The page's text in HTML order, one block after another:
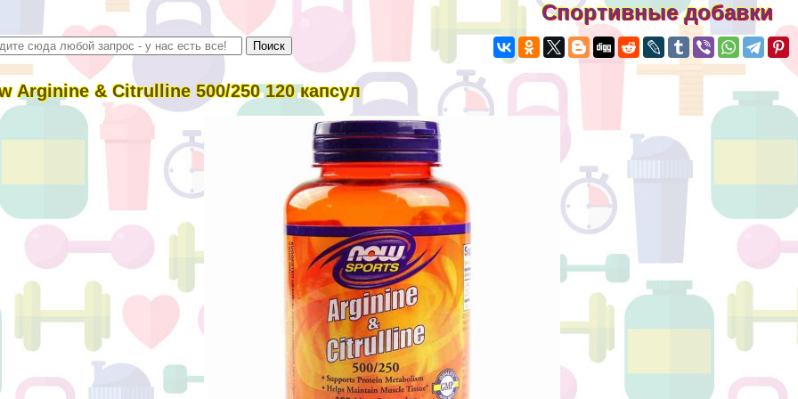
Спортивные добавки
Arginine & Citrulline 500/250 120 капсул